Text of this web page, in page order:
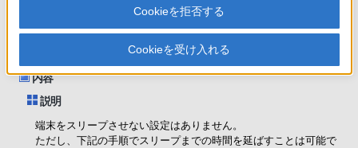
対象製品
Xperia Z4 Tablet SOT31
内容
説明
端末をスリープさせない設定はありません。
ただし、下記の手順でスリープまでの時間を延ばすことは可能で
Cookieを拒否する
Cookieを受け入れる